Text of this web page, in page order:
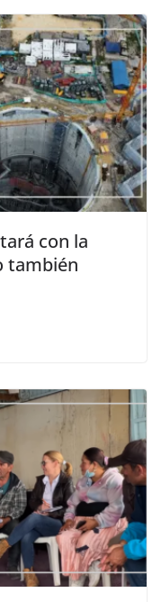
con la
también